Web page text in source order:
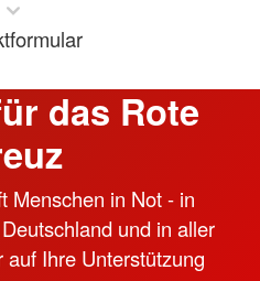
das Rote
Menschen in Not - in
und in aller
Ihre Unterstützung